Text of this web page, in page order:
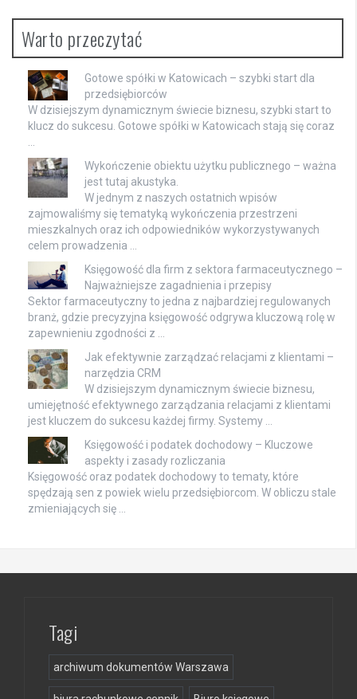
Warto przeczytać
Gotowe spółki w Katowicach – szybki start dla
przedsiębiorców
W dzisiejszym dynamicznym świecie biznesu, szybki start to
klucz do sukcesu. Gotowe spółki w Katowicach stają się coraz
…
Wykończenie obiektu użytku publicznego – ważna
jest tutaj akustyka.
W jednym z naszych ostatnich wpisów
zajmowaliśmy się tematyką wykończenia przestrzeni
mieszkalnych oraz ich odpowiedników wykorzystywanych
celem prowadzenia …
Księgowość dla firm z sektora farmaceutycznego –
Najważniejsze zagadnienia i przepisy
Sektor farmaceutyczny to jedna z najbardziej regulowanych
branż, gdzie precyzyjna księgowość odgrywa kluczową rolę w
zapewnieniu zgodności z …
Jak efektywnie zarządzać relacjami z klientami –
narzędzia CRM
W dzisiejszym dynamicznym świecie biznesu,
umiejętność efektywnego zarządzania relacjami z klientami
jest kluczem do sukcesu każdej firmy. Systemy …
Księgowość i podatek dochodowy – Kluczowe
aspekty i zasady rozliczania
Księgowość oraz podatek dochodowy to tematy, które
spędzają sen z powiek wielu przedsiębiorcom. W obliczu stale
zmieniających się …
Tagi
archiwum dokumentów Warszawa